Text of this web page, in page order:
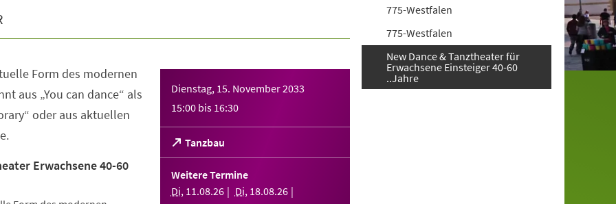
Dienstag, 15. November 2033
15:00 bis 16:30
Tanzbau
(Öffnet
in
einem
neuen
Tab)
Weitere Termine
Di, 11.08.26 Di, 18.08.26
Form des modernen
aus „You can dance“ als
oder aus aktuellen
Erwachsene 40-60
775-Westfalen
775-Westfalen
New Dance & Tanztheater für
Erwachsene Einsteiger 40-60
..Jahre